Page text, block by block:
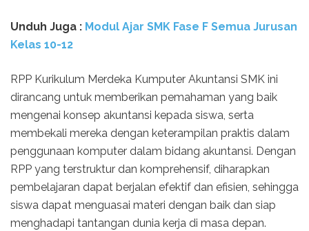
Unduh Juga : Modul Ajar SMK Fase F Semua Jurusan
Kelas 10-12
RPP Kurikulum Merdeka Kumputer Akuntansi SMK ini
dirancang untuk memberikan pemahaman yang baik
mengenai konsep akuntansi kepada siswa, serta
membekali mereka dengan keterampilan praktis dalam
penggunaan komputer dalam bidang akuntansi. Dengan
RPP yang terstruktur dan komprehensif, diharapkan
pembelajaran dapat berjalan efektif dan efisien, sehingga
siswa dapat menguasai materi dengan baik dan siap
menghadapi tantangan dunia kerja di masa depan.